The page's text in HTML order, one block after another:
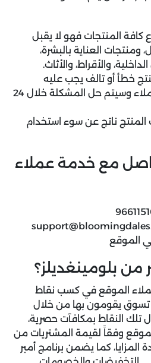
كافة المنتجات فهو لا يقبل
ومنتجات العناية بالبشرة،
والأقراط، والأثاث.
خطأ أو تالف يجب عليه
الاتصال بخدمة العملاء وسيتم حل المشكلة خلال 24
ناتج عن سوء استخدام
مع خدمة عملاء
الموقع
من بلومينغديلز؟
عملاء الموقع في كسب نقاط
تسوق يقومون بها من خلال
تلك النقاط بمكافآت حصرية،
وفقاً لقيمة المشتريات من
كما يضمن برنامج أمبر